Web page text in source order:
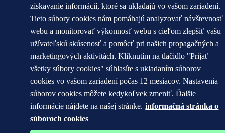
získavanie informácií, ktoré sa ukladajú vo vašom zariadení.
Tieto súbory cookies nám pomáhajú analyzovať návštevnosť
webu a monitorovať výkonnosť webu s cieľom zlepšiť vašu
užívateľskú skúsenosť a pomôcť pri našich propagačných a
marketingových aktivitách. Kliknutím na tlačidlo "Prijať
všetky súbory cookies" súhlasíte s ukladaním súborov
cookies vo vašom zariadení počas 12 mesiacov. Nastavenia
súborov cookies môžete kedykoľvek zmeniť. Ďalšie
informácie nájdete na našej stránke. informačná stránka o
súboroch cookies